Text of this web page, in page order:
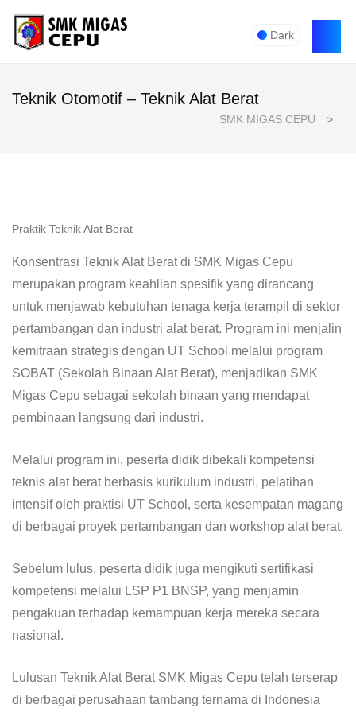
Dark
Teknik Otomotif – Teknik Alat Berat
SMK MIGAS CEPU >
Praktik Teknik Alat Berat
Konsentrasi Teknik Alat Berat di SMK Migas Cepu
merupakan program keahlian spesifik yang dirancang
untuk menjawab kebutuhan tenaga kerja terampil di sektor
pertambangan dan industri alat berat. Program ini menjalin
kemitraan strategis dengan UT School melalui program
SOBAT (Sekolah Binaan Alat Berat), menjadikan SMK
Migas Cepu sebagai sekolah binaan yang mendapat
pembinaan langsung dari industri.
Melalui program ini, peserta didik dibekali kompetensi
teknis alat berat berbasis kurikulum industri, pelatihan
intensif oleh praktisi UT School, serta kesempatan magang
di berbagai proyek pertambangan dan workshop alat berat.
Sebelum lulus, peserta didik juga mengikuti sertifikasi
kompetensi melalui LSP P1 BNSP, yang menjamin
pengakuan terhadap kemampuan kerja mereka secara
nasional.
Lulusan Teknik Alat Berat SMK Migas Cepu telah terserap
di berbagai perusahaan tambang ternama di Indonesia